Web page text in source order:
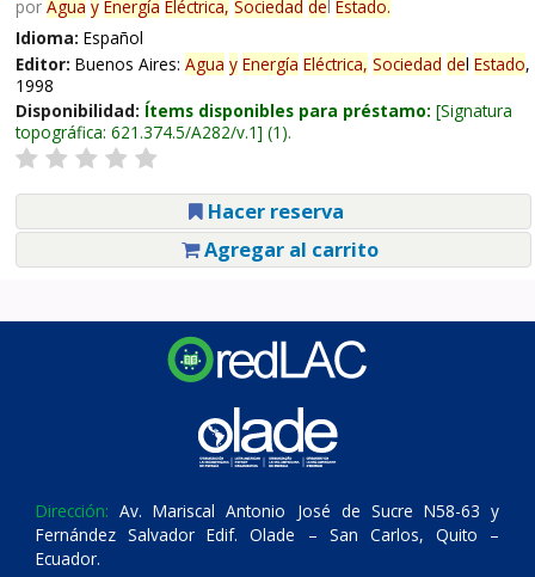
por Agua y Energía Eléctrica, Sociedad del Estado.
Idioma: Español
Editor: Buenos Aires: Agua y Energía Eléctrica, Sociedad del Estado,
1998
Disponibilidad: Ítems disponibles para préstamo: Signatura
topográfica: 621.374.5/A282/v.1 (1).
Hacer reserva
Agregar al carrito
Dirección: Av. Mariscal Antonio José de Sucre N58-63 y
Fernández Salvador Edif. Olade – San Carlos, Quito –
Ecuador.